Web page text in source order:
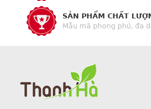
SẢN PHẨM CHẤT
Mẫu mã phong phú, đa